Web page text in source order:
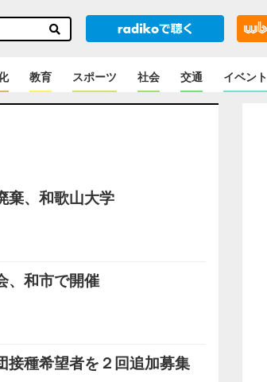
教育 スポーツ 社会 交通 イベント
棄、和歌山大学
、和市で開催
接種希望者を２回追加募集